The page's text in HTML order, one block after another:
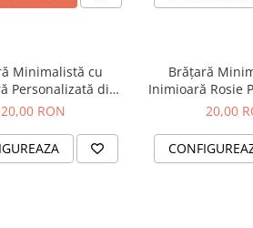
Minimalistă cu
Personalizată din
IP, Waterproof
20,00 RON
Brățară
Inimioară Rosie
din Inox Auriu
20,00